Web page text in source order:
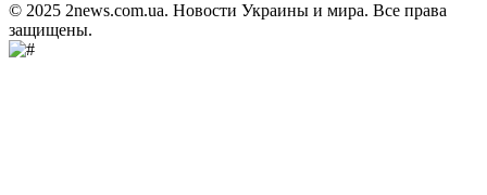
© 2025 2news.com.ua. Новости Украины и мира. Все права
защищены.